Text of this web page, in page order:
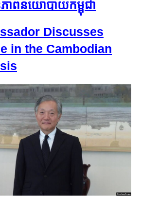
ភាព​នយោបាយ​កម្ពុជា
Discusses
in the Cambodian